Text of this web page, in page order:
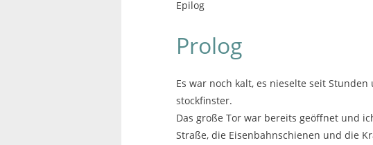
Epilog
Prolog
Es war noch kalt, es nieselte seit
stockfinster.
Das große Tor war bereits geöffnet und
Straße, die Eisenbahnschienen und die